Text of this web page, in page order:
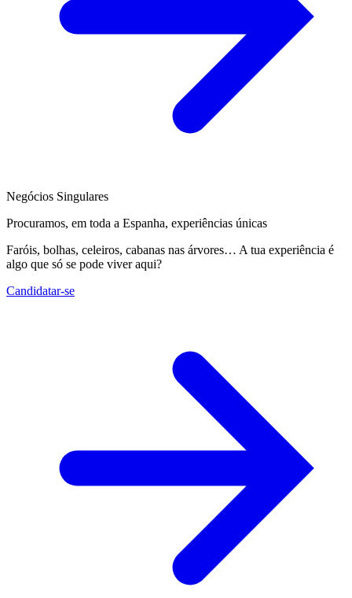
Negócios Singulares
Procuramos, em toda a Espanha, experiências únicas
Faróis, bolhas, celeiros, cabanas nas árvores… A tua experiência é
algo que só se pode viver aqui?
Candidatar-se